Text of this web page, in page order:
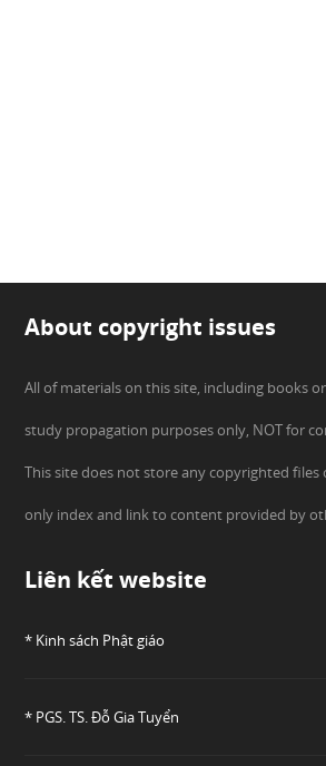
About copyright issues
All of materials on this site, including books
study propagation purposes only, NOT for
This site does not store any copyrighted files
only index and link to content provided by
Liên kết website
* Kinh sách Phật giáo
* PGS. TS. Đỗ Gia Tuyển